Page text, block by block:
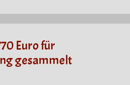
Euro für
gesammelt